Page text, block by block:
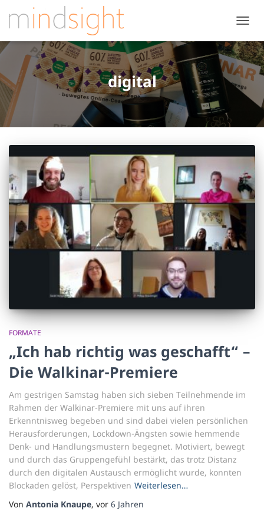
digital
FORMATE
„Ich hab richtig was geschafft“ –
Die Walkinar-Premiere
Am gestrigen Samstag haben sich sieben Teilnehmende im
Rahmen der Walkinar-Premiere mit uns auf ihren
Erkenntnisweg begeben und sind dabei vielen persönlichen
Herausforderungen, Lockdown-Ängsten sowie hemmende
Denk- und Handlungsmustern begegnet. Motiviert, bewegt
und durch das Gruppengefühl bestärkt, das trotz Distanz
durch den digitalen Austausch ermöglicht wurde, konnten
Blockaden gelöst, Perspektiven Weiterlesen…
Von Antonia Knaupe, vor 6 Jahren